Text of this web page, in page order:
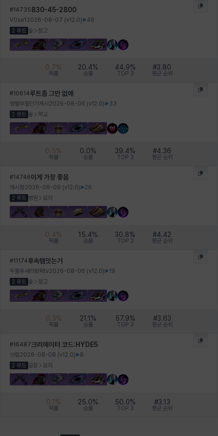
#14735830-45-2800
V0xe1 2026-08-07 (v12.0)
49
2 루트 숲 창고
0.7%
픽률
20.4%
승률
44.9%
TOP 3
#3.80
평균 순위
#10614루트좀 그만 없애
쌍랄부절단기캐시 2026-08-06 (v12.0)
33
2 루트 숲 학교
0.5%
픽률
0.0%
승률
39.4%
TOP 3
#4.36
평균 순위
#14746이게 가장 좋음
캐시함2026-08-09 (v12.0)
26
2 루트 병원 묘지
0.4%
픽률
15.4%
승률
30.8%
TOP 3
#4.42
평균 순위
#11174후속템잇는거
두뭉유세라방찌tv2026-08-06 (v12.0)
19
2 루트 숲 창고
0.3%
픽률
21.1 %
승률
57.9%
TOP 3
#3.63
평균 순위
#16487크리에이터 코드:HYDE5
샷킬 2026-08-08 (v12.0)
8
2 루트 공장 묘지
0.1 %
픽률
25.0%
승률
50.0%
TOP 3
#3.13
평균 순위